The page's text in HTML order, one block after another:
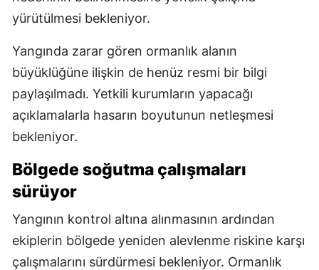
yürütülmesi bekleniyor.
Yangında zarar gören ormanlık alanın
büyüklüğüne ilişkin de henüz resmi bir bilgi
paylaşılmadı. Yetkili kurumların yapacağı
açıklamalarla hasarın boyutunun netleşmesi
bekleniyor.
Bölgede soğutma çalışmaları
sürüyor
Yangının kontrol altına alınmasının ardından
ekiplerin bölgede yeniden alevlenme riskine karşı
çalışmalarını sürdürmesi bekleniyor. Ormanlık